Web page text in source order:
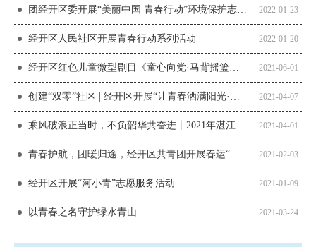
团经开区委开展“美丽中国 青春行动”环境保护志愿服务活动 2022-01-23
经开区人民社区开展青春行动系列活动 2022-01-20
经开区红色儿童微型剧目《童心向党·马背摇篮》荣获省级优秀作品奖 2021-06-01
创建“双零”社区 | 经开区开展“让青春洒满阳光·让毒品无处隐藏”禁毒游园宣传活动 2021-04-07
乘风破浪正当时，不负韶华共奋进丨2021年湛江经开区共青团工作会议暨党史学习教育动员会顺利召开 2021-04-01
青春护航，团暖归途，经开区共青团开展春运“暖冬行动”！ 2021-02-03
经开区开展“河小青”志愿服务活动 2021-01-09
以青春之名守护绿水青山 2021-03-24